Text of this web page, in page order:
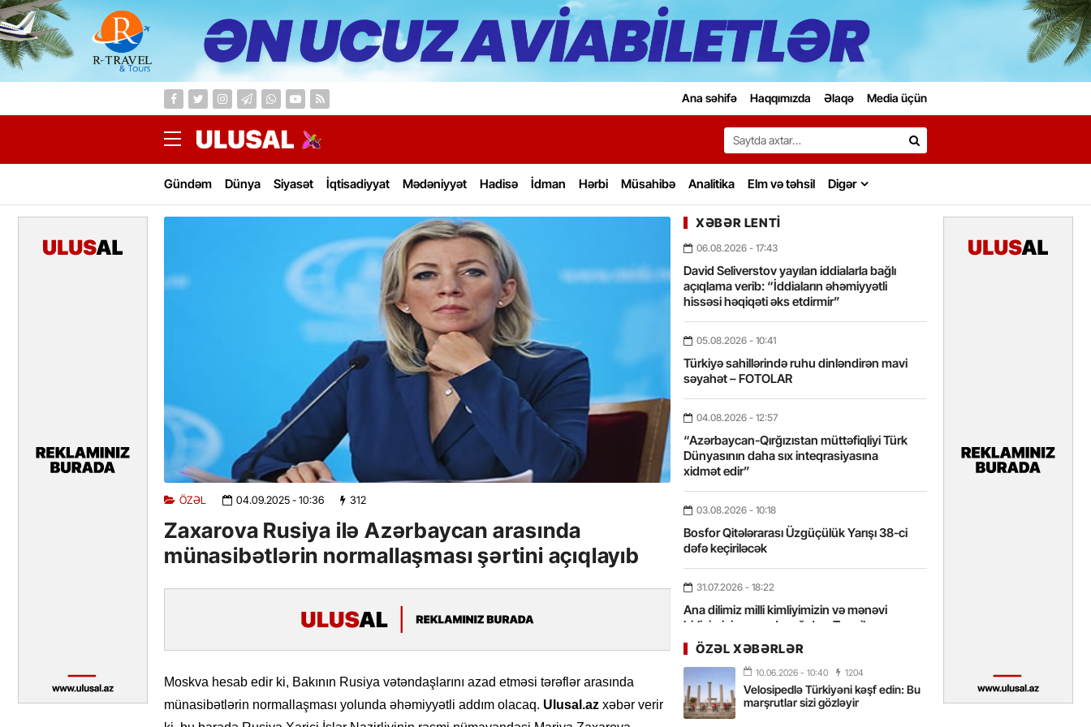
Ana səhifə Haqqımızda Əlaqə Media üçün
Search…
Gündəm Dünya Siyasət İqtisadiyyat Mədəniyyət Hadisə İdman Hərbi Müsahibə Analitika Elm və təhsil Digər
ÖZƏL 04.09.2025- 10:36 312
Zaxarova Rusiya ilə Azərbaycan arasında
münasibətlərin normallaşması şərtini açıqlayıb
Moskva hesab edir ki, Bakının Rusiya vətəndaşlarını azad etməsi tərəflər arasında
münasibətlərin normallaşması yolunda əhəmiyyətli addım olacaq. Ulusal.az xəbər verir
XƏBƏR LENTI
06.08.2026 - 17:43
David Seliverstov yayılan iddialarla bağlı
açıqlama verib: “İddiaların əhəmiyyətli
hissəsi həqiqəti əks etdirmir”
05.08.2026 - 10:41
Türkiyə sahillərində ruhu dinləndirən mavi
səyahət – FOTOLAR
04.08.2026 - 12:57
“Azərbaycan-Qırğızıstan müttəfiqliyi Türk
Dünyasının daha sıx inteqrasiyasına
xidmət edir”
03.08.2026 - 10:18
Bosfor Qitələrarası Üzgüçülük Yarışı 38-ci
dəfə keçiriləcək
31.07.2026 - 18:22
Ana dilimiz milli kimliyimizin və mənəvi
birliyimizin əsas dayağıdır – Tənzilə
Rüstəmxanlı
31.07.2026 - 16:58
Tarixin axarını yalnız böyük liderlər dəyişir
ÖZƏL XƏBƏRLƏR
10.06.2026 - 10:40 1204
Velosipedlə Türkiyəni kəşf edin: Bu
marşrutlar sizi gözləyir